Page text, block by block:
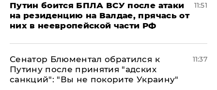
Путин боится БПЛА ВСУ после атаки
на резиденцию на Валдае, прячась от
них в неевропейской части РФ
11:51
Сенатор Блюментал обратился к
Путину после принятия "адских
санкций": "Вы не покорите Украину"
11:37